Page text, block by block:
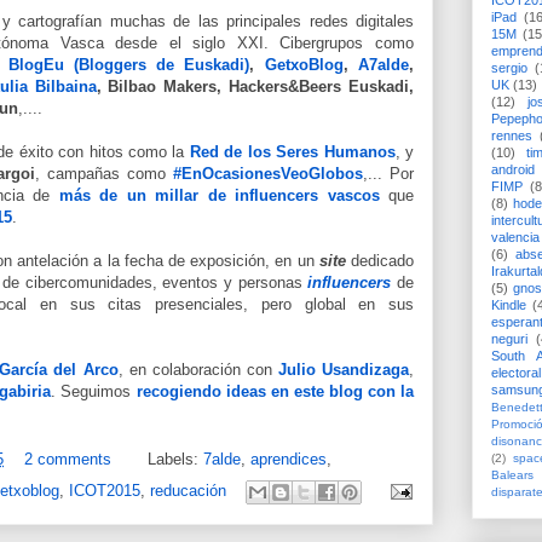
cartografían muchas de las principales redes digitales
Vasca desde el siglo XXI. Cibergrupos como
BlogEu (Bloggers de Euskadi), GetxoBlog,A7alde,
Bilbaina, Bilbao Makers, Hackers&Beers Euskadi,
éxito con hitos como la Red de los Seres Humanos, y
, campañas como #EnOcasionesVeoGlobos,... Por
de más de un millar de influencers vascosque
antelación a la fecha de exposición, en un sitededicado
cibercomunidades, eventos y personasinfluencers de
en sus citas presenciales, pero global en sus
del Arco, en colaboración con Julio Usandizaga
. Seguimos recogiendo ideas en este blog con la
2 comments Labels: 7alde, aprendices,
ICOT2015 reducación
iPad
15M
sergio
UK (13)
(12)
rennes
(10)
android
FIMP
(8)
valencia
(6)
(5)
Kindle
neguri
South
electoral
(2)
Balears